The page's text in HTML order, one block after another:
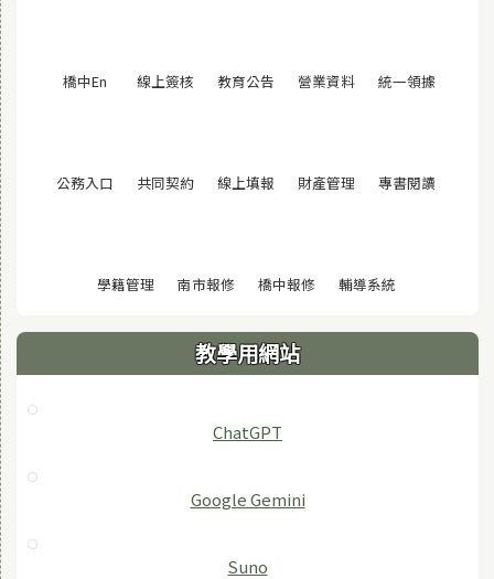
橋中En (另開視窗)
線上簽核 (另開視窗)
教育公告 (另開視窗)
營業資料(另開視窗)
統一領據
公務入口 (另開視窗)
共同契約(另開視窗)
線上填報 (另開視窗)
財產管理 (另開視窗)
專書閱讀
學籍管理(另開視窗)
南市報修(另開視窗)
橋中報修(另開視窗)
輔導系統(另開視窗)
教學用網站
ChatGPT
‎Google Gemini
Suno